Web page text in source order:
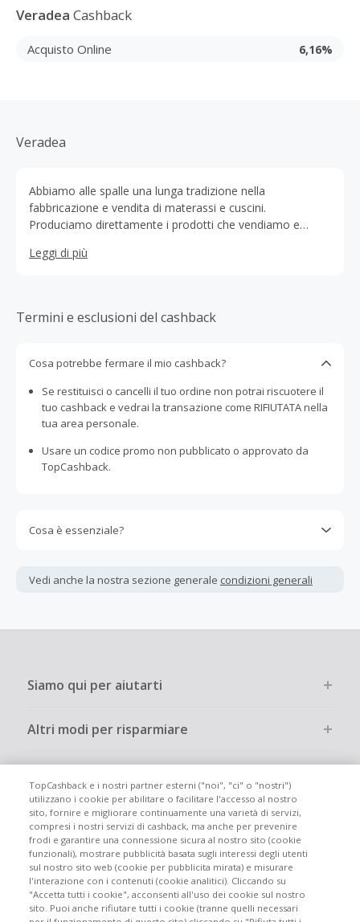
Veradea Cashback
Acquisto Online 6,16%
Veradea
Abbiamo alle spalle una lunga tradizione nella
fabbricazione e vendita di materassi e cuscini.
Produciamo direttamente i prodotti che vendiamo e
un’organizzazione snella e veloce, che consente una
sperimentazione tecnologica e la grande passione ed
esperienza dei nostri artigiani. Utilizzando le migliori
alta qualità, durabilità e certificati OEKO TEX 100 e
reale efficacia per la prevenzione e trattamento di mal di
schiena e dolore cervicale e che nella produzione non
vengano utilizzati materiali nocivi per la salute e per
l’ambiente.
Leggi di più
Termini e esclusioni del cashback
Cosa potrebbe fermare il mio cashback?
Se restituisci o cancelli il tuo ordine non potrai riscuotere il
tuo cashback e vedrai la transazione come RIFIUTATA nella
tua area personale.
Usare un codice promo non pubblicato o approvato da
TopCashback.
Cosa è essenziale?
interamente online.
dall'acquisto. Pertanto, se noti che il tuo cashback è
Vedi anche la nostra sezione generale condizioni generali
Siamo qui per aiutarti
Altri modi per risparmiare
Partecipa
Info legali
TopCashback e i nostri partner esterni ("noi", "ci" o "nostri")
utilizzano i cookie per abilitare o facilitare l'accesso al nostro
sito, fornire e migliorare continuamente una varietà di servizi,
compresi i nostri servizi di cashback, ma anche per prevenire
frodi e garantire una connessione sicura al nostro sito (cookie
funzionali), mostrare pubblicità basata sugli interessi degli utenti
sul nostro sito web (cookie per pubblicita mirata) e misurare
l'interazione con i contenuti (cookie analitici). Cliccando su
"Accetta tutti i cookie", acconsenti all'uso dei cookie sul nostro
sito. Puoi anche rifiutare tutti i cookie (tranne quelli necessari